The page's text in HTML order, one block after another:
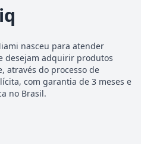
nasceu para atender
desejam adquirir produtos
através do processo de
com garantia de 3 meses e
no Brasil.